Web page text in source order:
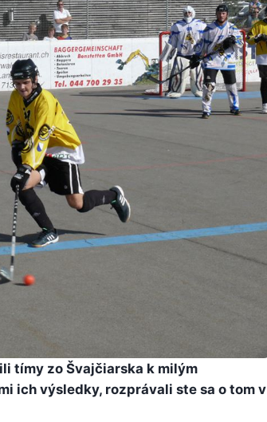
tímy zo Švajčiarska k milým
ich výsledky, rozprávali ste sa o tom v